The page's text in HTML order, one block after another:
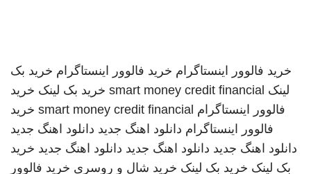
خرید فالوور اینستاگرام خرید فالوور اینستاگرام خرید بک
لینک smart money credit financial خرید بک لینک خرید
فالوور اینستاگرام smart money credit financial خرید
فالوور اینستاگرام دانلود اهنگ جدید دانلود اهنگ جدید
دانلود اهنگ جدید دانلود اهنگ جدید دانلود اهنگ جدید خرید
بک لینک خرید بک لینک خرید شال و روسری خرید فالوور